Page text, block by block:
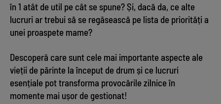
în 1 atât de util pe cât se spune? Și, dacă da, ce alte
lucruri ar trebui să se regăsească pe lista de priorități a
unei proaspete mame?
Descoperă care sunt cele mai importante aspecte ale
vieții de părinte la început de drum și ce lucruri
esențiale pot transforma provocările zilnice în
momente mai ușor de gestionat!